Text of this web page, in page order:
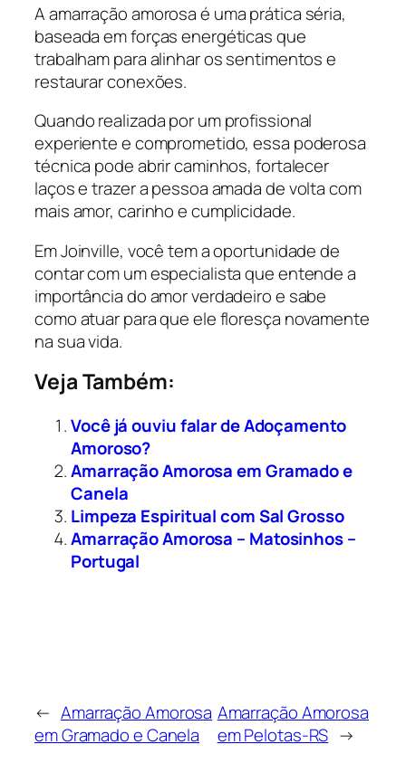
A amarração amorosa é uma prática séria,
baseada em forças energéticas que
trabalham para alinhar os sentimentos e
restaurar conexões.
Quando realizada por um profissional
experiente e comprometido, essa poderosa
técnica pode abrir caminhos, fortalecer
laços e trazer a pessoa amada de volta com
mais amor, carinho e cumplicidade.
Em Joinville, você tem a oportunidade de
contar com um especialista que entende a
importância do amor verdadeiro e sabe
como atuar para que ele floresça novamente
na sua vida.
Veja Também:
Você já ouviu falar de Adoçamento
Amoroso?
Amarração Amorosa em Gramado e
Canela
Limpeza Espiritual com Sal Grosso
Amarração Amorosa – Matosinhos –
Portugal
← Amarração Amorosa
em Gramado e Canela
Amarração Amorosa
em Pelotas-RS →